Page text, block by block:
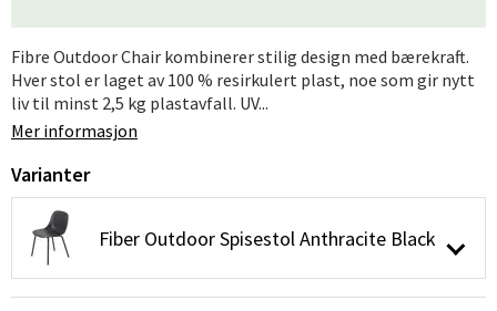
Fibre Outdoor Chair kombinerer stilig design med bærekraft.
Hver stol er laget av 100 % resirkulert plast, noe som gir nytt
liv til minst 2,5 kg plastavfall. UV...
Mer informasjon
Varianter
Fiber Outdoor Spisestol Anthracite Black